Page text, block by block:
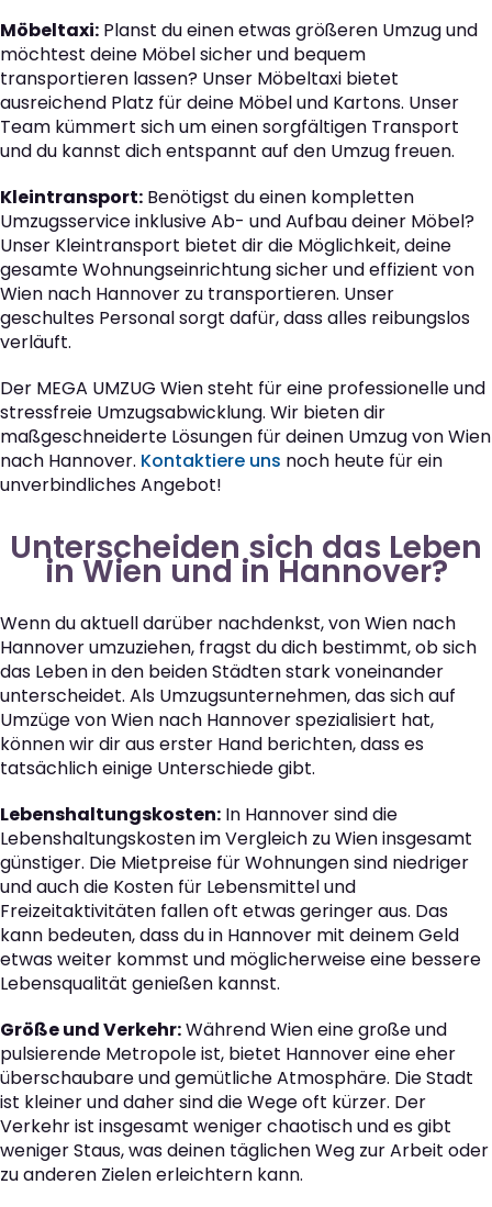
Möbeltaxi: Planst du einen etwas größeren Umzug und
möchtest deine Möbel sicher und bequem
transportieren lassen? Unser Möbeltaxi bietet
ausreichend Platz für deine Möbel und Kartons. Unser
Team kümmert sich um einen sorgfältigen Transport
und du kannst dich entspannt auf den Umzug freuen.
Kleintransport: Benötigst du einen kompletten
Umzugsservice inklusive Ab- und Aufbau deiner Möbel?
Unser Kleintransport bietet dir die Möglichkeit, deine
gesamte Wohnungseinrichtung sicher und effizient von
Wien nach Hannover zu transportieren. Unser
geschultes Personal sorgt dafür, dass alles reibungslos
verläuft.
Der MEGA UMZUG Wien steht für eine professionelle und
stressfreie Umzugsabwicklung. Wir bieten dir
maßgeschneiderte Lösungen für deinen Umzug von Wien
nach Hannover. Kontaktiere uns noch heute für ein
unverbindliches Angebot!
Unterscheiden sich das Leben
in Wien und in Hannover?
Wenn du aktuell darüber nachdenkst, von Wien nach
Hannover umzuziehen, fragst du dich bestimmt, ob sich
das Leben in den beiden Städten stark voneinander
unterscheidet. Als Umzugsunternehmen, das sich auf
Umzüge von Wien nach Hannover spezialisiert hat,
können wir dir aus erster Hand berichten, dass es
tatsächlich einige Unterschiede gibt.
Lebenshaltungskosten: In Hannover sind die
Lebenshaltungskosten im Vergleich zu Wien insgesamt
günstiger. Die Mietpreise für Wohnungen sind niedriger
und auch die Kosten für Lebensmittel und
Freizeitaktivitäten fallen oft etwas geringer aus. Das
kann bedeuten, dass du in Hannover mit deinem Geld
etwas weiter kommst und möglicherweise eine bessere
Lebensqualität genießen kannst.
Größe und Verkehr:Während Wien eine große und
pulsierende Metropole ist, bietet Hannover eine eher
überschaubare und gemütliche Atmosphäre. Die Stadt
ist kleiner und daher sind die Wege oft kürzer. Der
Verkehr ist insgesamt weniger chaotisch und es gibt
weniger Staus, was deinen täglichen Weg zur Arbeit oder
zu anderen Zielen erleichtern kann.